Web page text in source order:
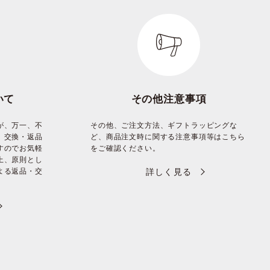
て
、万一、不
交換・返品
のでお気軽
、原則とし
る返品・交
その他注意事項
その他、ご注文方法、ギフトラッピングな
ど、商品注文時に関する注意事項等はこちら
をご確認ください。
詳しく見る